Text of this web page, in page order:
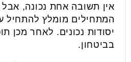
אין תשובה אחת נכונה, אבל
המתחילים מומלץ להתחיל
יסודות נכונים. לאחר מכן
בביטחון.